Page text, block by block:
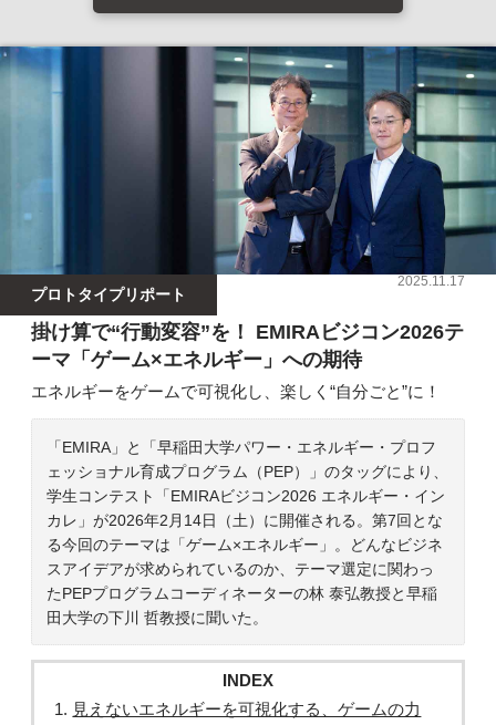
プロトタイプリポート
2025.11.17
掛け算で“行動変容”を！ EMIRAビジコン2026テ
ーマ「ゲーム×エネルギー」への期待
エネルギーをゲームで可視化し、楽しく“自分ごと”に！
「EMIRA」と「早稲田大学パワー・エネルギー・プロフ
ェッショナル育成プログラム（PEP）」のタッグにより、
学生コンテスト「EMIRAビジコン2026 エネルギー・イン
カレ」が2026年2月14日（土）に開催される。第7回とな
る今回のテーマは「ゲーム×エネルギー」。どんなビジネ
スアイデアが求められているのか、テーマ選定に関わっ
たPEPプログラムコーディネーターの林 泰弘教授と早稲
田大学の下川 哲教授に聞いた。
INDEX
見えないエネルギーを可視化する、ゲームの力